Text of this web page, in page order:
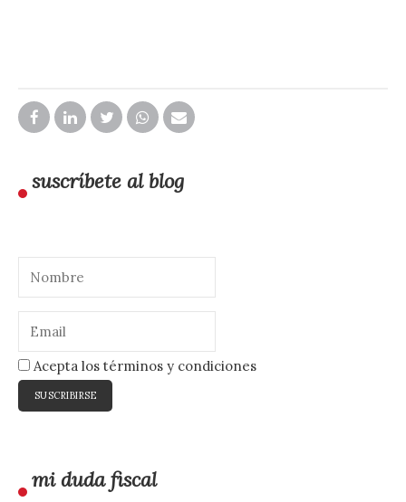
suscríbete al blog
Acepta los términos y condiciones
mi duda fiscal